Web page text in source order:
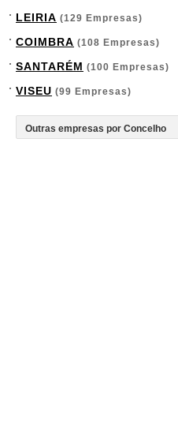
LEIRIA (129 Empresas)
COIMBRA (108 Empresas)
SANTARÉM (100 Empresas)
VISEU (99 Empresas)